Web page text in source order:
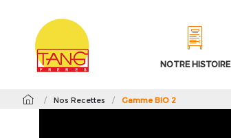
NOTRE HISTOIRE
/ Nos Recettes / Gamme BIO 2